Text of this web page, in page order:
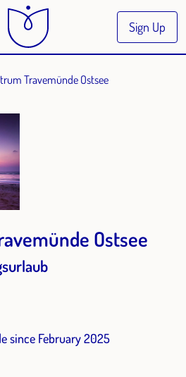
Sign Up
Travemünde Ostsee
Ostsee
since February 2025